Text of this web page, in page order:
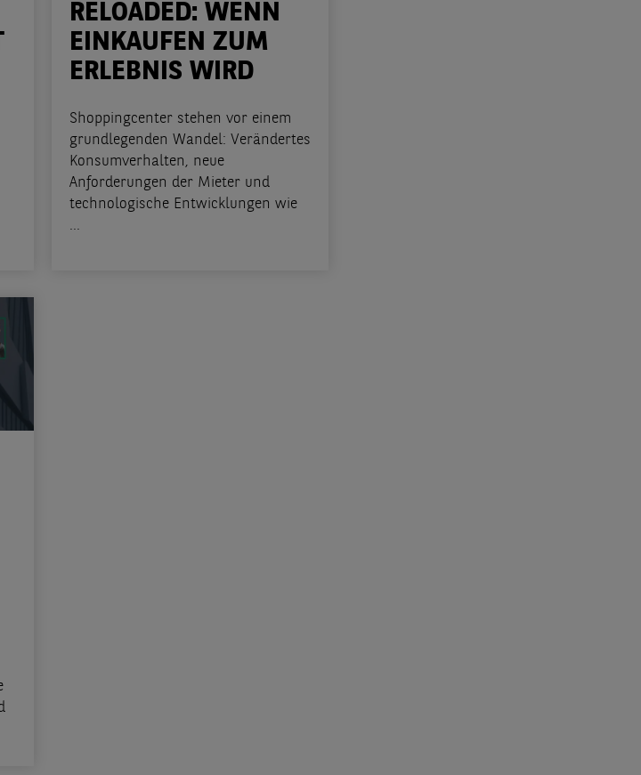
RELOADED: WENN
EINKAUFEN ZUM
ERLEBNIS WIRD
Shoppingcenter stehen vor einem
grundlegenden Wandel: Verändertes
Konsumverhalten, neue
Anforderungen der Mieter und
technologische Entwicklungen wie
...